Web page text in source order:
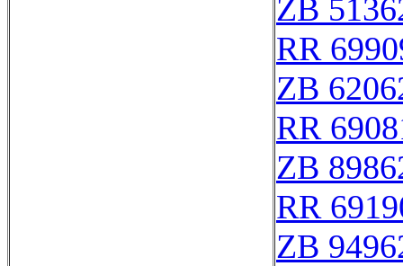
ZB
RR
ZB
RR
ZB
RR
ZB